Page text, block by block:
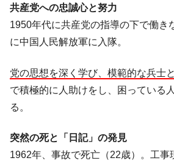
『Money1』
【速報】韓国株式市場
日(水)もサイドカー・サーキットブレ
発動！
半分未満しか雇用を生まない
『Money1』
韓国「株式市場が賭博
のは政界の責任だ」
に。
『Money1』
韓国化学企業最大手『
共産党への忠誠心と努力
1950年代に共産党の指導の下で働き
に中国人民解放軍に入隊。
党の思想を深く学び、模範的な兵士
で積極的に人助けをし、困っている
る。
突然の死と「日記」の発見
1962年、事故で死亡（22歳）。工事